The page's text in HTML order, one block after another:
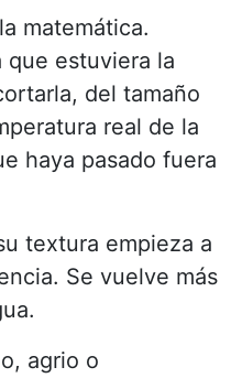
matemática.
que estuviera la
del tamaño
real de la
haya pasado fuera
textura empieza a
Se vuelve más
agrio o